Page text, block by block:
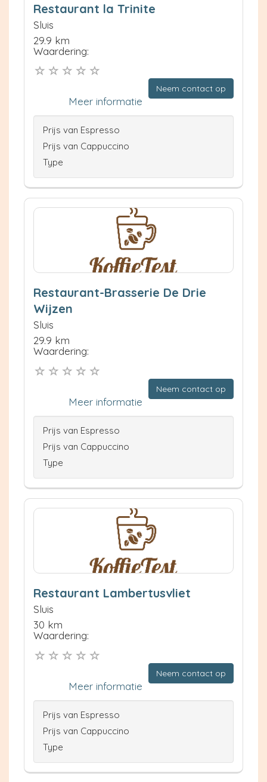
Restaurant la Trinite
Sluis
29.9 km
Waardering:
Neem contact op
Meer informatie
Prijs van Espresso
Prijs van Cappuccino
Type
Restaurant-Brasserie De Drie
Wijzen
Sluis
29.9 km
Waardering:
Neem contact op
Meer informatie
Prijs van Espresso
Prijs van Cappuccino
Type
Restaurant Lambertusvliet
Sluis
30 km
Waardering:
Neem contact op
Meer informatie
Prijs van Espresso
Prijs van Cappuccino
Type